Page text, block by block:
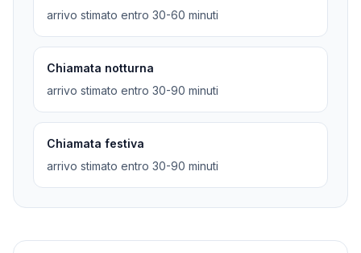
arrivo stimato entro 30-60 minuti
Chiamata notturna
arrivo stimato entro 30-90 minuti
Chiamata festiva
arrivo stimato entro 30-90 minuti